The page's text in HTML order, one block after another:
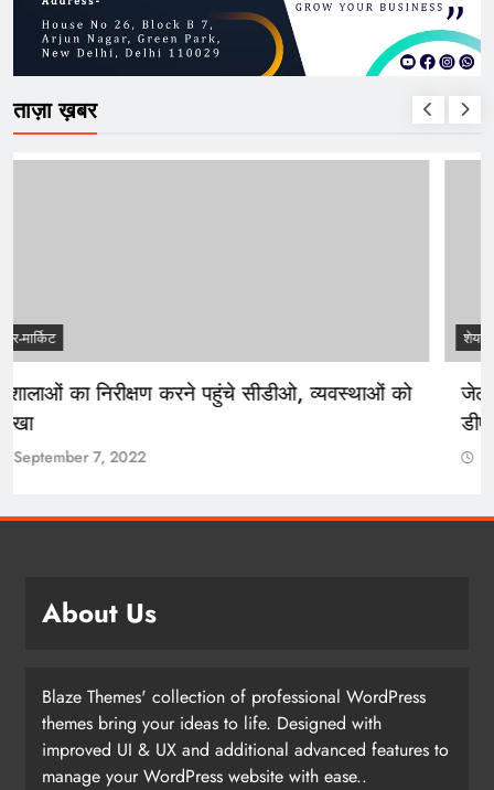
ताज़ा ख़बर
शेयर-मार्किट
गौशालाओं का निरीक्षण करने पहुंचे सीडीओ, व्यवस्थाओं को
September 7, 2022
About Us
Blaze Themes' collection of professional WordPress
themes bring your ideas to life. Designed with
improved UI & UX and additional advanced features to
manage your WordPress website with ease..